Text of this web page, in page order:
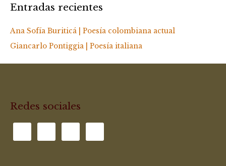
Entradas recientes
Ana Sofía Buriticá | Poesía colombiana actual
Giancarlo Pontiggia | Poesía italiana
Redes sociales